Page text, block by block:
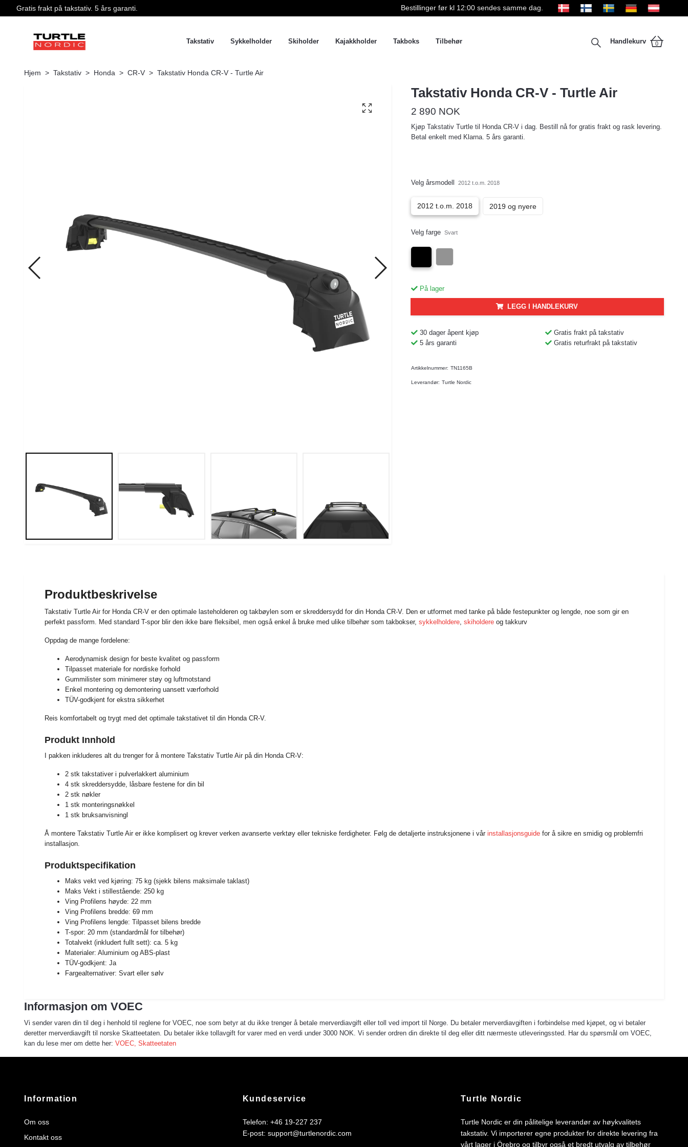
Gratis frakt på takstativ. 5 års garanti. Bestillinger før kl 12:00 sendes samme dag.
Takstativ Sykkelholder Skiholder Kajakkholder Takboks Tilbehør Handlekurv 0
Hjem Takstativ Honda CR-V Takstativ Honda CR-V - Turtle Air
Takstativ Honda CR-V - Turtle Air
2 890 NOK
Kjøp Takstativ Turtle til Honda CR-V i dag. Bestill nå for gratis frakt og rask levering.
Betal enkelt med Klarna. 5 års garanti.
Velg årsmodell 2012 t.o.m. 2018
2012 t.o.m. 2018 2019 og nyere
Velg farge Svart
På lager
LEGG I HANDLEKURV
30 dager åpent kjøp
Gratis frakt på takstativ
5 års garanti
Gratis returfrakt på takstativ
Artikkelnummer: TN1165B
Leverandør: Turtle Nordic
Produktbeskrivelse
Takstativ Turtle Air for Honda CR-V er den optimale lasteholderen og takbøylen som er skreddersydd for din Honda CR-V. Den er utformet med tanke på både festepunkter og lengde, noe som gir en
perfekt passform. Med standard T-spor blir den ikke bare fleksibel, men også enkel å bruke med ulike tilbehør som takbokser, sykkelholdere skiholdere og takkurv
Oppdag de mange fordelene:
Aerodynamisk design for beste kvalitet og passform
Tilpasset materiale for nordiske forhold
Gummilister som minimerer støy og luftmotstand
Enkel montering og demontering uansett værforhold
TÜV-godkjent for ekstra sikkerhet
Reis komfortabelt og trygt med det optimale takstativet til din Honda CR-V.
Produkt Innhold
I pakken inkluderes alt du trenger for å montere Takstativ Turtle Air på din Honda CR-V:
2 stk takstativer i pulverlakkert aluminium
4 stk skreddersydde, låsbare festene for din bil
2 stk nøkler
1 stk monteringsnøkkel
1 stk bruksanvisningl
Å montere Takstativ Turtle Air er ikke komplisert og krever verken avanserte verktøy eller tekniske ferdigheter. Følg de detaljerte instruksjonene i vår installasjonsguide for å sikre en smidig og problemfri
installasjon.
Produktspecifikation
Maks vekt ved kjøring: 75 kg (sjekk bilens maksimale taklast)
Maks Vekt i stillestående: 250 kg
Ving Profilens høyde: 22 mm
Ving Profilens bredde: 69 mm
Ving Profilens lengde: Tilpasset bilens bredde
T-spor: 20 mm (standardmål for tilbehør)
Totalvekt (inkludert fullt sett): ca. 5 kg
Materialer: Aluminium og ABS-plast
TÜV-godkjent: Ja
Fargealternativer: Svart eller sølv
Informasjon om VOEC
Vi sender varen din til deg i henhold til reglene for VOEC, noe som betyr at du ikke trenger å betale merverdiavgift eller toll ved import til Norge. Du betaler merverdiavgiften i forbindelse med kjøpet, og vi betaler
deretter merverdiavgift til norske Skatteetaten. Du betaler ikke tollavgift for varer med en verdi under 3000 NOK. Vi sender ordren din direkte til deg eller ditt nærmeste utleveringssted. Har du spørsmål om VOEC,
kan du lese mer om dette her: VOEC, Skatteetaten
Information
Om oss
Kontakt oss
Kundeservice
Telefon: +46 19-227 237
E-post: support@turtlenordic.com
Turtle Nordic
Turtle Nordic er din pålitelige leverandør av høykvalitets
takstativ. Vi importerer egne produkter for direkte levering fra
vårt lager i Örebro og tilbyr også et bredt utvalg av tilbehør